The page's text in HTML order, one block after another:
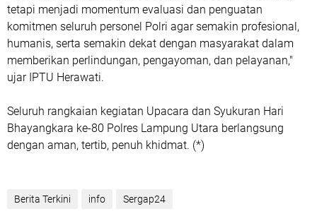
tetapi menjadi momentum evaluasi dan penguatan
komitmen seluruh personel Polri agar semakin profesional,
humanis, serta semakin dekat dengan masyarakat dalam
memberikan perlindungan, pengayoman, dan pelayanan,"
ujar IPTU Herawati.
Seluruh rangkaian kegiatan Upacara dan Syukuran Hari
Bhayangkara ke-80 Polres Lampung Utara berlangsung
dengan aman, tertib, penuh khidmat. (*)
Berita Terkini info Sergap24